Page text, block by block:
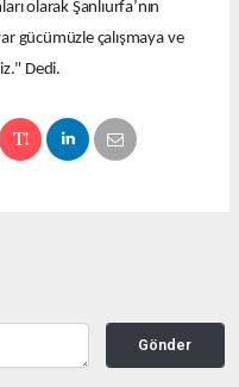
olarak Şanlıurfa’nın
gücümüzle çalışmaya ve
Dedi.
Gönder